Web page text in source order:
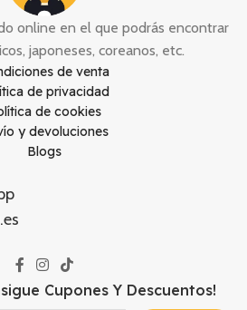
online en el que podrás encontrar
japoneses, coreanos, etc.
de venta
de privacidad
de cookies
y devoluciones
Blogs
Cupones Y Descuentos!